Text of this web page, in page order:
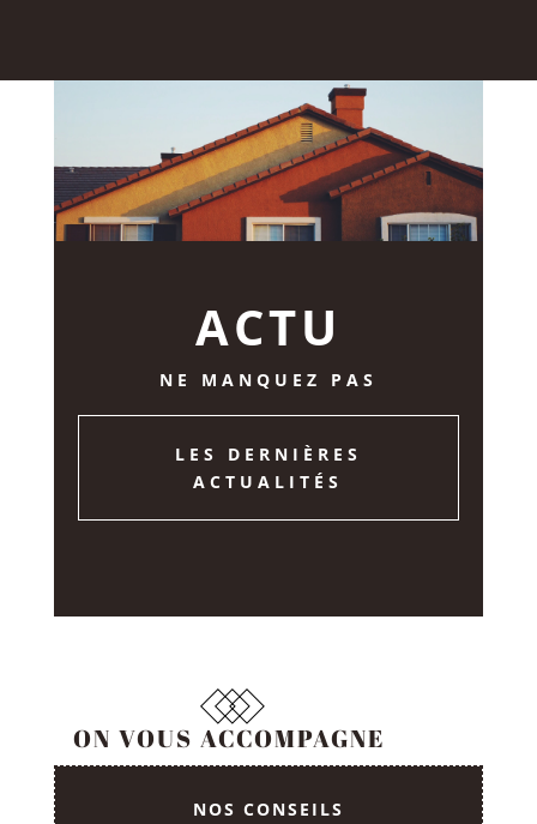
ACTU
NE MANQUEZ PAS
LES DERNIÈRES
ACTUALITÉS
ON VOUS ACCOMPAGNE
NOS CONSEILS